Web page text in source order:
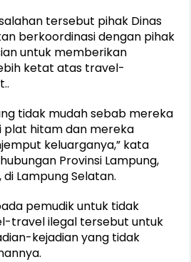
tersebut pihak Dinas
berkoordinasi dengan pihak
untuk memberikan
ketat atas travel-
tidak mudah sebab mereka
hitam dan mereka
keluarganya,” kata
Provinsi Lampung,
Lampung Selatan.
pemudik untuk tidak
travel ilegal tersebut untuk
kejadian yang tidak